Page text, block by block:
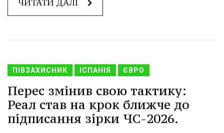
ЧИТАТИ ДАЛІ
ПІВЗАХИСНИК ІСПАНІЯ ЄВРО
Перес змінив свою тактику:
Реал став на крок ближче до
підписання зірки ЧС-2026.